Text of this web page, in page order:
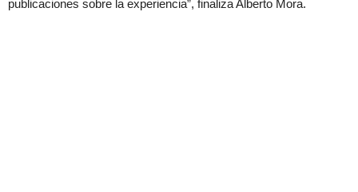
publicaciones sobre la experiencia”, finaliza Alberto Mora.